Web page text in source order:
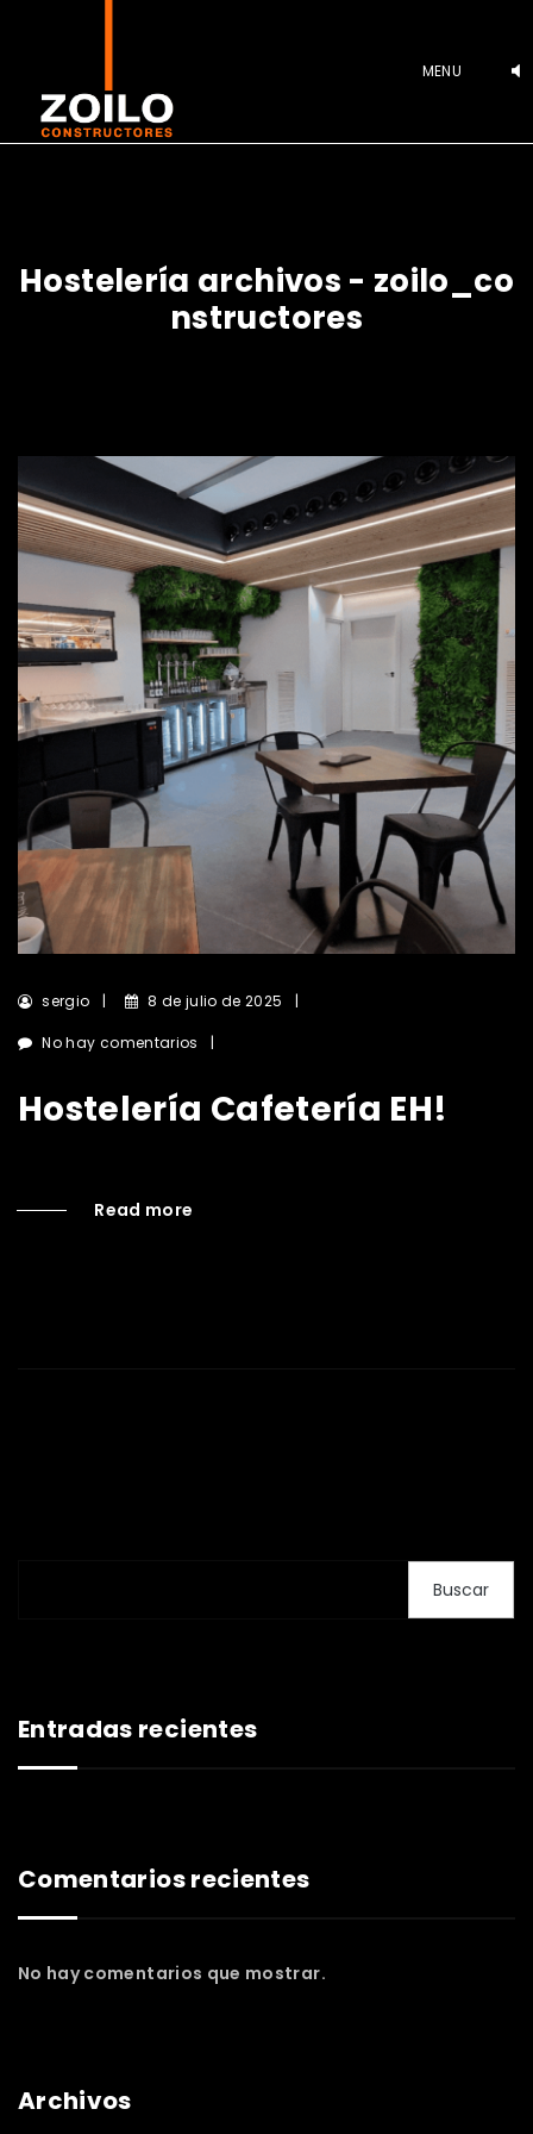
MENU
Hostelería archivos - zoilo co
nstructores
sergio 8 de julio de 2025
No hay comentarios
Hostelería Cafetería EH!
Read more
Buscar
Entradas recientes
Comentarios recientes
No hay comentarios que mostrar.
Archivos